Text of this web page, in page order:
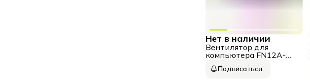
Нет в наличии
Вентилятор для
компьютера FN12A-
C8I-R
Подписаться